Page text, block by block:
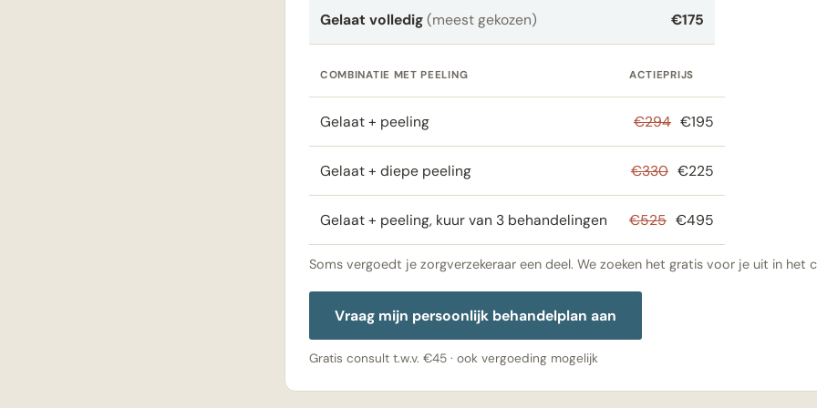
Gelaat volledig(meest gekozen) €175
COMBINATIE MET PEELING ACTIEPRIJS
Gelaat + peeling €294 €195
Gelaat + diepe peeling €330 €225
Gelaat + peeling, kuur van 3 behandelingen €525 €495
Soms vergoedt je zorgverzekeraar een deel. We zoeken het gratis voor je uit in het
Vraag mijn persoonlijk behandelplan aan
Gratis consult t.w.v. €45 · ook vergoeding mogelijk